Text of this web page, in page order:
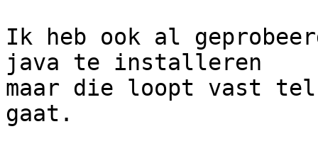
Ik heb ook al
java te installeren
maar die loopt vast
gaat.